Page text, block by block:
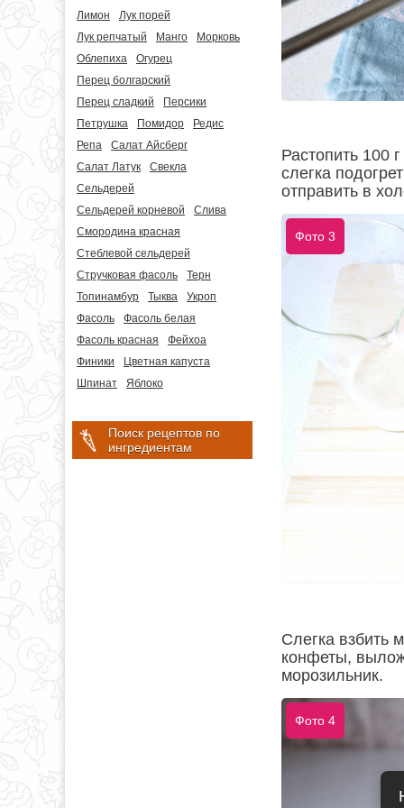
Лимон
Лук порей
Лук репчатый
Манго
Морковь
Облепиха
Огурец
Перец болгарский
Перец сладкий
Персики
Петрушка
Помидор
Редис
Репа
Салат Айсберг
Салат Латук
Свекла
Сельдерей
Сельдерей корневой
Слива
Смородина красная
Стеблевой сельдерей
Стручковая фасоль
Терн
Топинамбур
Тыква
Укроп
Фасоль
Фасоль белая
Фасоль красная
Фейхоа
Финики
Цветная капуста
Шпинат
Яблоко
Поиск рецептов по
ингредиентам
Растопить 100
слегка
отправить в
Фото 3
Слегка взбить
конфеты,
морозильник.
Фото 4